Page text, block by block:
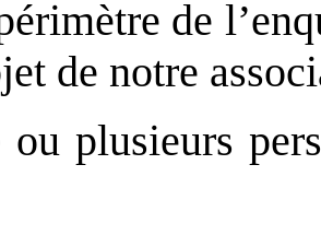
de
de notre
ou plusieurs